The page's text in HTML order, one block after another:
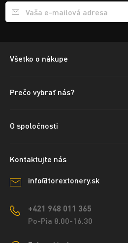
Přihlášení e-mailu k odběru
Všetko o nákupe
Prečo vybrať nás?
O spoločnosti
Kontaktujte nás
info@torextonery.sk
+421 948 011 365
Po-Pia 8.00-16.30